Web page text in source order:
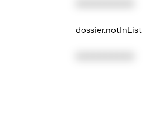
dossier.notInList